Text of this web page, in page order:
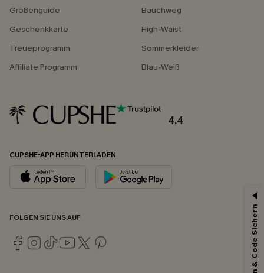
Größenguide
Geschenkkarte
Treueprogramm
Affiliate Programm
Bauchweg
High-Waist
Sommerkleider
Blau-Weiß
4.4
CUPSHE-APP HERUNTERLADEN
FOLGEN SIE UNS AUF